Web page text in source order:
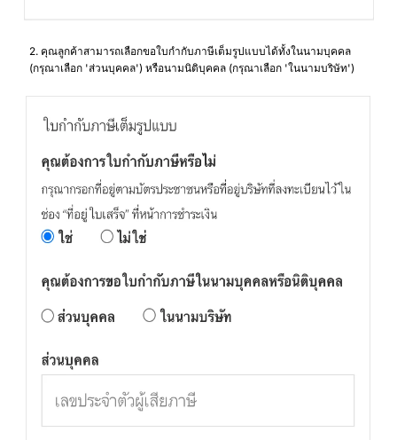
2. คุณลูกค้าสามารถเลือกขอใบกำกับภาษีเต็มรูปแบบได้ทั้งในนามบุคคล
(กรุณาเลือก 'ส่วนบุคคล') หรือนามนิติบุคคล (กรุณาเลือก 'ในนามบริษัท')